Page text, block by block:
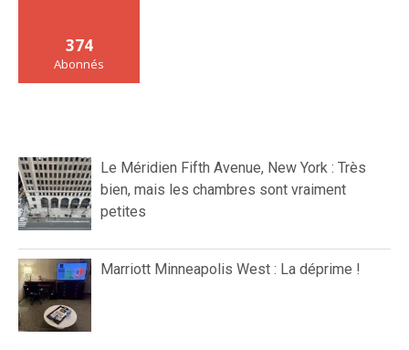
374
Abonnés
Le Méridien Fifth Avenue, New York : Très
bien, mais les chambres sont vraiment
petites
Marriott Minneapolis West : La déprime !